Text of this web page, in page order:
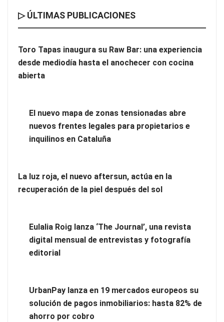
El nuevo mapa de zonas tensionadas abre nuevos frentes
La luz roja, el nuevo aftersun, actúa en la recuperación de la
piel después del sol
de entrevistas y fotografía editorial
▷ ÚLTIMAS PUBLICACIONES
Toro Tapas inaugura su Raw Bar: una experiencia
desde mediodía hasta el anochecer con cocina
abierta
El nuevo mapa de zonas tensionadas abre
nuevos frentes legales para propietarios e
inquilinos en Cataluña
La luz roja, el nuevo aftersun, actúa en la
recuperación de la piel después del sol
Eulalia Roig lanza ‘The Journal’, una revista
digital mensual de entrevistas y fotografía
editorial
UrbanPay lanza en 19 mercados europeos su
solución de pagos inmobiliarios: hasta 82% de
ahorro por cobro